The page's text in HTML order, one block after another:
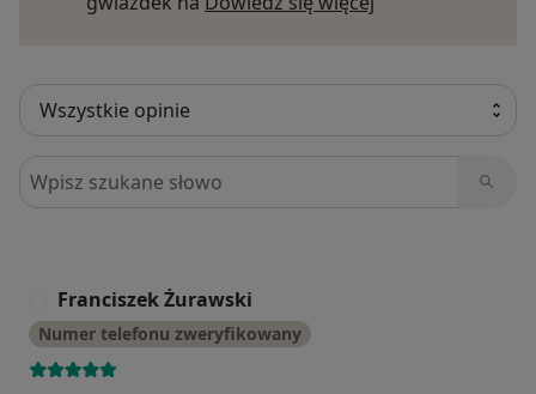
Szukaj w opiniach
Franciszek Żurawski
Numer telefonu zweryfikowany